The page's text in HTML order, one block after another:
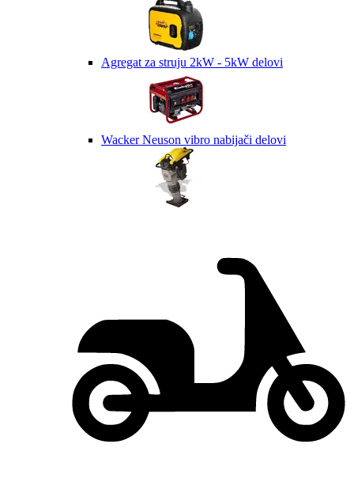
Agregat za struju 2kW - 5kW delovi
Wacker Neuson vibro nabijači delovi